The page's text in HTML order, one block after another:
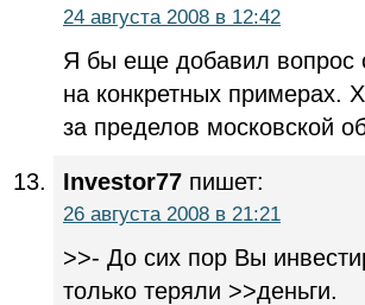
24 августа 2008 в 12:42
Я бы еще добавил вопрос
на конкретных примерах.
за пределов московской
Investor77 пишет:
26 августа 2008 в 21:21
>>- До сих пор Вы
только теряли >>деньги.